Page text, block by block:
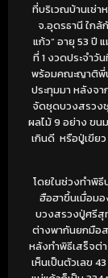
ที่บริเวณบ้านเช่า
จ.อุดรธานี ใกล้
แก้ว” อายุ 53 ปี
ที่ 1 งวดประจำวั
พร้อมคณะญาติพี่
ประทุมมา หลังจ
จัดชุดบวงสรวง
ผลไม้ 9 อย่าง ขน
เกินดี หรือปู่เขีย
โดยในช่วงทำพิธี
ฮือฮาขึ้นเมื่อม
บวงสรวงปู่ศรีสุ
ต่างพากันยกมือส
หลังทำพิธีเสร็จต่
เห็นเป็นตัวเลข